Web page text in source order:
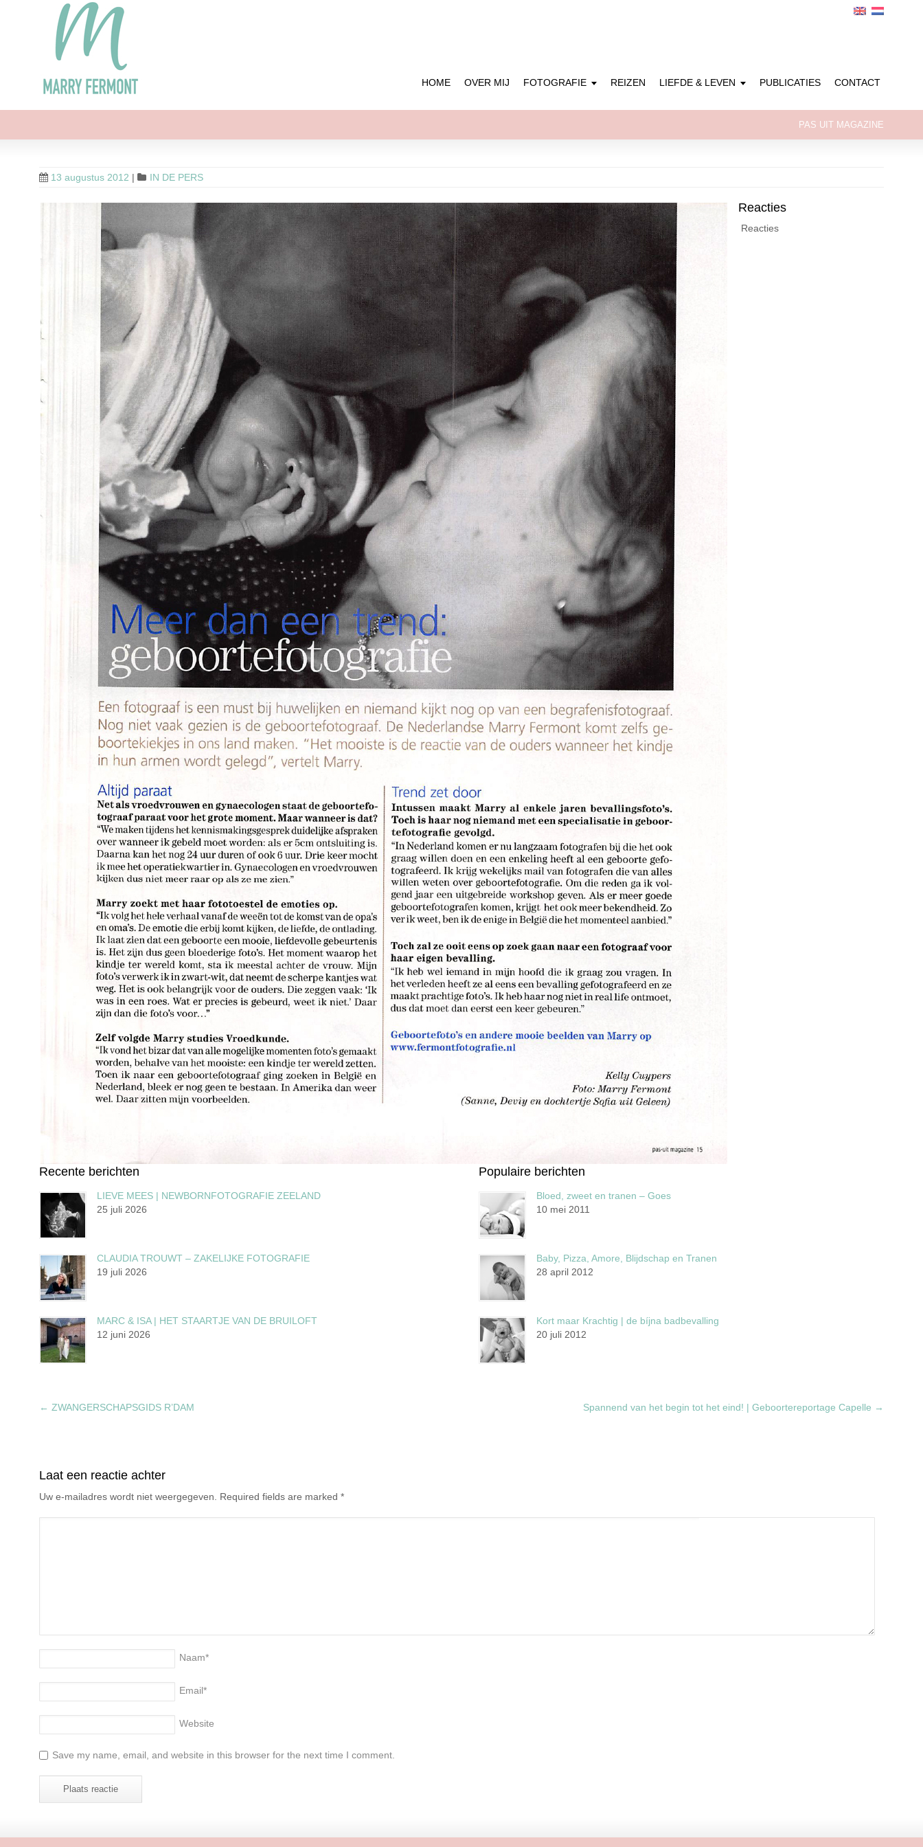
HOME OVER MIJ FOTOGRAFIE REIZEN LIEFDE & LEVEN PUBLICATIES CONTACT
PAS UIT MAGAZINE
13 augustus 2012 | IN DE PERS
Reacties
Reacties
Recente berichten
LIEVE MEES | NEWBORNFOTOGRAFIE ZEELAND
25 juli 2026
CLAUDIA TROUWT – ZAKELIJKE FOTOGRAFIE
19 juli 2026
MARC & ISA | HET STAARTJE VAN DE BRUILOFT
12 juni 2026
Populaire berichten
Bloed, zweet en tranen – Goes
10 mei 2011
Baby, Pizza, Amore, Blijdschap en Tranen
28 april 2012
Kort maar Krachtig | de bíjna badbevalling
20 juli 2012
← ZWANGERSCHAPSGIDS R’DAM Spannend van het begin tot het eind! | Geboortereportage Capelle →
Laat een reactie achter
Uw e-mailadres wordt niet weergegeven. Required fields are marked *
Naam*
Email*
Website
Save my name, email, and website in this browser for the next time I comment.